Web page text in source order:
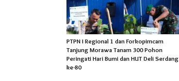
PTPN I Regional 1 dan Forkopimcam
Tanjung Morawa Tanam 300 Pohon
Peringati Hari Bumi dan HUT Deli Serdang
ke-80